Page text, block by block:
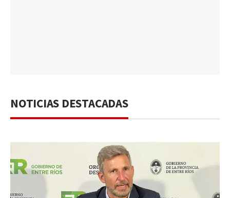
NOTICIAS DESTACADAS